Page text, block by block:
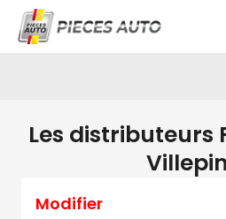
Les distributeurs
Modifier